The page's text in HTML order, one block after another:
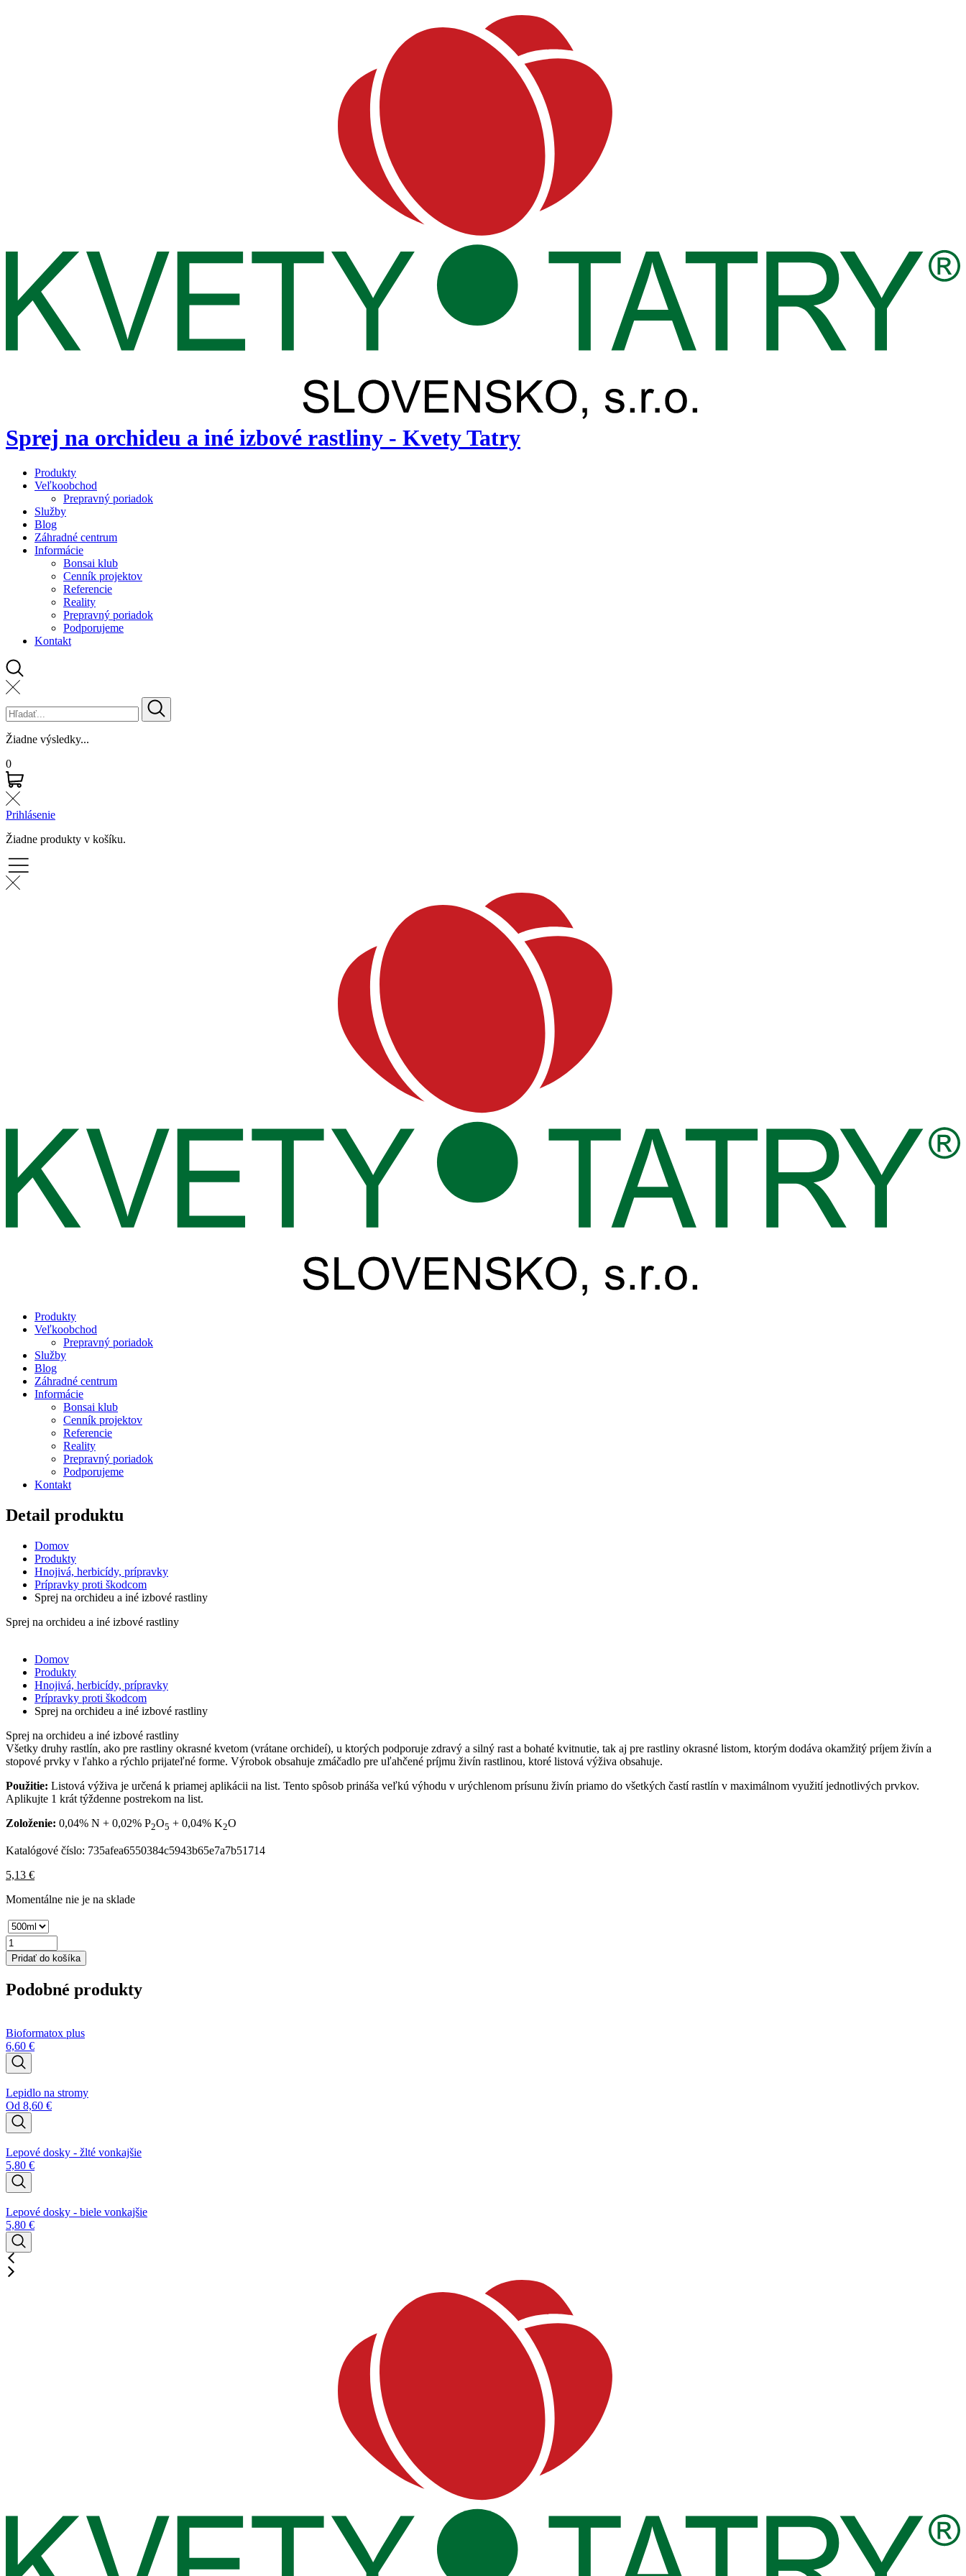
Sprej na orchideu a iné izbové rastliny - Kvety Tatry
Produkty
Veľkoobchod
Prepravný poriadok
Služby
Blog
Záhradné centrum
Informácie
Bonsai klub
Cenník projektov
Referencie
Reality
Prepravný poriadok
Podporujeme
Kontakt
Žiadne výsledky...
0
Prihlásenie
Žiadne produkty v košíku.
Produkty
Veľkoobchod
Prepravný poriadok
Služby
Blog
Záhradné centrum
Informácie
Bonsai klub
Cenník projektov
Referencie
Reality
Prepravný poriadok
Podporujeme
Kontakt
Detail produktu
Domov
Produkty
Hnojivá, herbicídy, prípravky
Prípravky proti škodcom
Sprej na orchideu a iné izbové rastliny
Sprej na orchideu a iné izbové rastliny
Domov
Produkty
Hnojivá, herbicídy, prípravky
Prípravky proti škodcom
Sprej na orchideu a iné izbové rastliny
Sprej na orchideu a iné izbové rastliny
Všetky druhy rastlín, ako pre rastliny okrasné kvetom (vrátane orchideí), u ktorých podporuje zdravý a silný rast a bohaté kvitnutie, tak aj pre rastliny okrasné listom, ktorým dodáva okamžitý príjem živín a
stopové prvky v ľahko a rýchlo prijateľné forme. Výrobok obsahuje zmáčadlo pre uľahčené príjmu živín rastlinou, ktoré listová výživa obsahuje.
Použitie: Listová výživa je určená k priamej aplikácii na list. Tento spôsob prináša veľkú výhodu v urýchlenom prísunu živín priamo do všetkých častí rastlín v maximálnom využití jednotlivých prvkov.
Aplikujte 1 krát týždenne postrekom na list.
Zoloženie: 0,04% N + 0,02% P2O5 + 0,04% K2O
Katalógové číslo: 735afea6550384c5943b65e7a7b51714
5,13 €
Momentálne nie je na sklade
množstvo
Sprej
na
a
rastliny
Pridať do košíka
Podobné produkty
Bioformatox plus
6,60 €
Lepidlo na stromy
Od 8,60 €
Lepové dosky - žlté vonkajšie
5,80 €
Lepové dosky - biele vonkajšie
5,80 €